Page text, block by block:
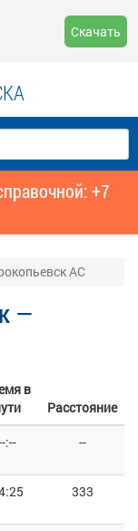
Скачать
+7
АС
—
в
Расстояние
:-- --
333